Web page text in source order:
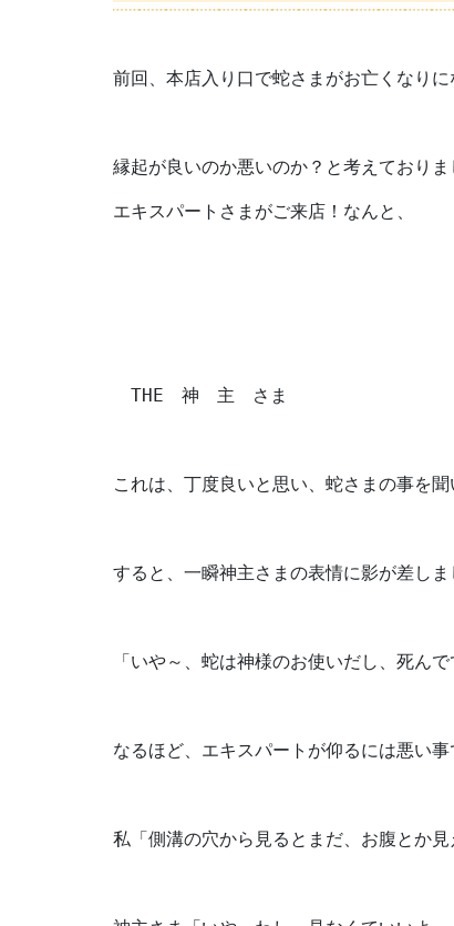
前回、本店入り口で蛇さまがお亡くなり
縁起が良いのか悪いのか？と考えており
エキスパートさまがご来店！なんと、
THE　神　主　さま
これは、丁度良いと思い、蛇さまの事を聞
すると、一瞬神主さまの表情に影が差しま
「いや～、蛇は神様のお使いだし、死ん
なるほど、エキスパートが仰るには悪い事
私「側溝の穴から見るとまだ、お腹とか見